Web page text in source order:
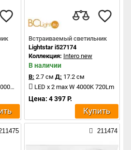
Встраиваемый светильник
Lightstar i527174
Коллекция: Intero new
В наличии
В: 2.7 см Д: 17.2 см
LED x 2 max W 4000K 720Lm
Цена: 4 397 Р.
Купить
211474